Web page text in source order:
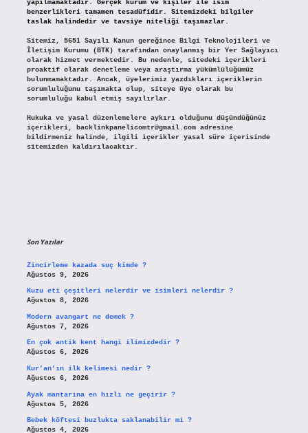
yapılmamaktadır. Gerçek kurum ve kişiler ile isim
benzerlikleri tamamen tesadüfidir. Sitemizdeki bilgiler
taslak halindedir ve tavsiye niteliği taşımazlar.
Sitemiz, 5651 Sayılı Kanun gereğince Bilgi Teknolojileri ve
İletişim Kurumu (BTK) tarafından onaylanmış bir Yer Sağlayıcı
olarak hizmet vermektedir. Bu nedenle, sitedeki içerikleri
proaktif olarak denetleme veya araştırma yükümlülüğümüz
bulunmamaktadır. Ancak, üyelerimiz yazdıkları içeriklerin
sorumluluğunu taşımakta olup, siteye üye olarak bu
sorumluluğu kabul etmiş sayılırlar.
Hukuka ve yasal düzenlemelere aykırı olduğunu düşündüğünüz
içerikleri,
backlinkpanelicomtr@gmail.comadresine
bildirmeniz halinde, ilgili içerikler yasal süre içerisinde
sitemizden kaldırılacaktır.
Son Yazılar
Zincirleme kazada suç kimde ?
Ağustos 9, 2026
Kuzu eti çeşitleri nelerdir ve isimleri nelerdir ?
Ağustos 8, 2026
Modern avangart ne demek ?
Ağustos 7, 2026
En çok antik kent hangi ilimizdedir ?
Ağustos 6, 2026
Kur’an’ın ilk kelimesi nedir ?
Ağustos 6, 2026
Ayak mantarına en hızlı ne geçirir ?
Ağustos 5, 2026
Bebek köftesi buzlukta saklanabilir mi ?
Ağustos 4, 2026